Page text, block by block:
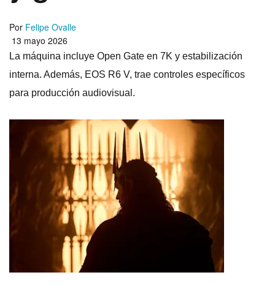
Por Felipe Ovalle
13 mayo 2026
La máquina incluye Open Gate en 7K y estabilización
interna. Además, EOS R6 V, trae controles específicos
para producción audiovisual.